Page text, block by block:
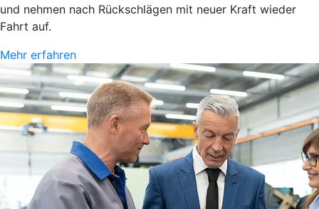
und nehmen nach Rückschlägen mit neuer Kraft wieder
Fahrt auf.
Mehr erfahren